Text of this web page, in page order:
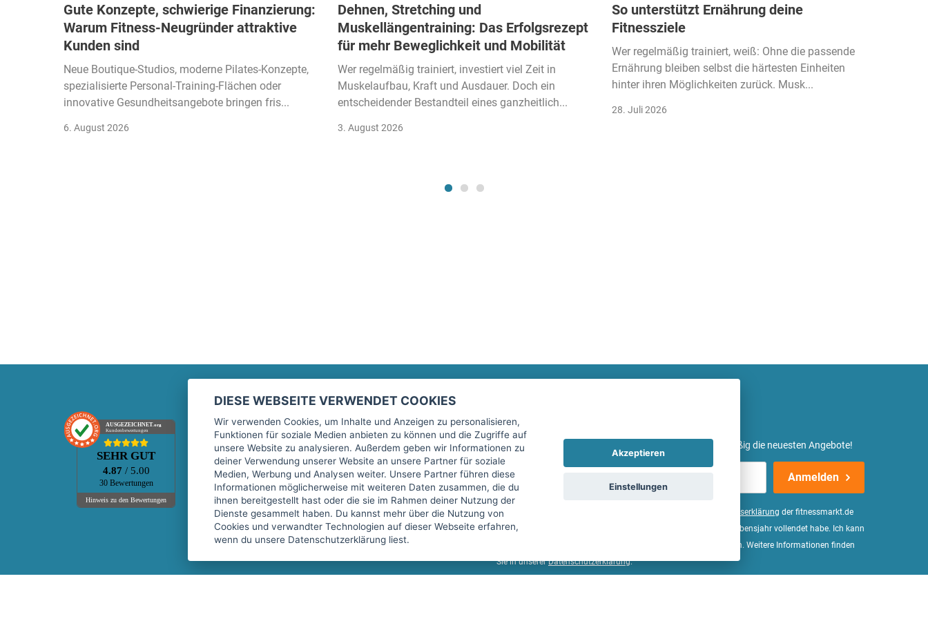
Gute Konzepte, schwierige Finanzierung:
Warum Fitness-Neugründer attraktive
Kunden sind
Neue Boutique-Studios, moderne Pilates-Konzepte,
spezialisierte Personal-Training-Flächen oder
innovative Gesundheitsangebote bringen fris...
6. August 2026
Dehnen, Stretching und
Muskellängentraining: Das Erfolgsrezept
für mehr Beweglichkeit und Mobilität
Wer regelmäßig trainiert, investiert viel Zeit in
Muskelaufbau, Kraft und Ausdauer. Doch ein
entscheidender Bestandteil eines ganzheitlich...
3. August 2026
So unterstützt Ernährung deine
Fitnessziele
Wer regelmäßig trainiert, weiß: Ohne die passende
Ernährung bleiben selbst die härtesten Einheiten
hinter ihren Möglichkeiten zurück. Musk...
28. Juli 2026
AUSGEZEICHNET.org
Kundenbewertungen
SEHR GUT
4.87 / 5.00
30 Bewertungen
Hinweis zu den Bewertungen
Marktplatz
Kontakt
Preise Marktplatz
FAQ Marktplatz
Über uns
Werbebuchungen
Rechtliches
Impressum
AGB
Datenschutz
Sicherheit
Top-Inserat kündigen
fitnessmarkt.de Newsletter
Trage dich hier für unseren Newsletter ein und erhalte regelmäßig die neuesten Angebote!
Anmelden
Ich stimme der Verarbeitung meiner Daten, wie in der Einwilligungserklärung der fitnessmarkt.de
services GmbH beschrieben, zu und bestätige, dass ich das 16. Lebensjahr vollendet habe. Ich kann
diese Einwilligung jederzeit mit Wirkung für die Zukunft widerrufen. Weitere Informationen finden
Sie in unsererDatenschutzerklärung.
DIESE WEBSEITE VERWENDET COOKIES
Wir verwenden Cookies, um Inhalte und Anzeigen zu personalisieren,
Funktionen für soziale Medien anbieten zu können und die Zugriffe auf
unsere Website zu analysieren. Außerdem geben wir Informationen zu
deiner Verwendung unserer Website an unsere Partner für soziale
Medien, Werbung und Analysen weiter. Unsere Partner führen diese
Informationen möglicherweise mit weiteren Daten zusammen, die du
ihnen bereitgestellt hast oder die sie im Rahmen deiner Nutzung der
Dienste gesammelt haben. Du kannst mehr über die Nutzung von
Cookies und verwandter Technologien auf dieser Webseite erfahren,
wenn du unsere Datenschutzerklärung liest.
Akzeptieren
Einstellungen